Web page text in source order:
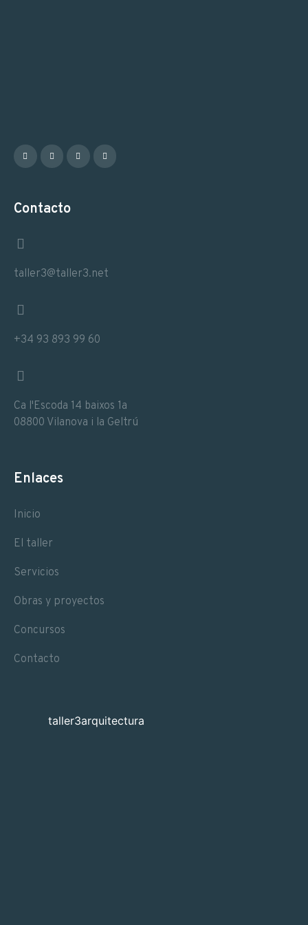
Contacto
taller3@taller3.net
+34 93 893 99 60
Ca l'Escoda 14 baixos 1a
08800 Vilanova i la Geltrú
Enlaces
Inicio
El taller
Servicios
Obras y proyectos
Concursos
Contacto
taller3arquitectura